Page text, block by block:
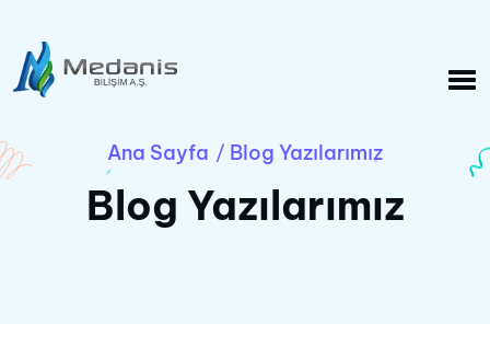
Ana Sayfa / Blog Yazılarımız
Blog Yazılarımız